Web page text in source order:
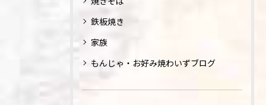
鉄板焼き
家族
もんじゃ・お好み焼わいずブログ